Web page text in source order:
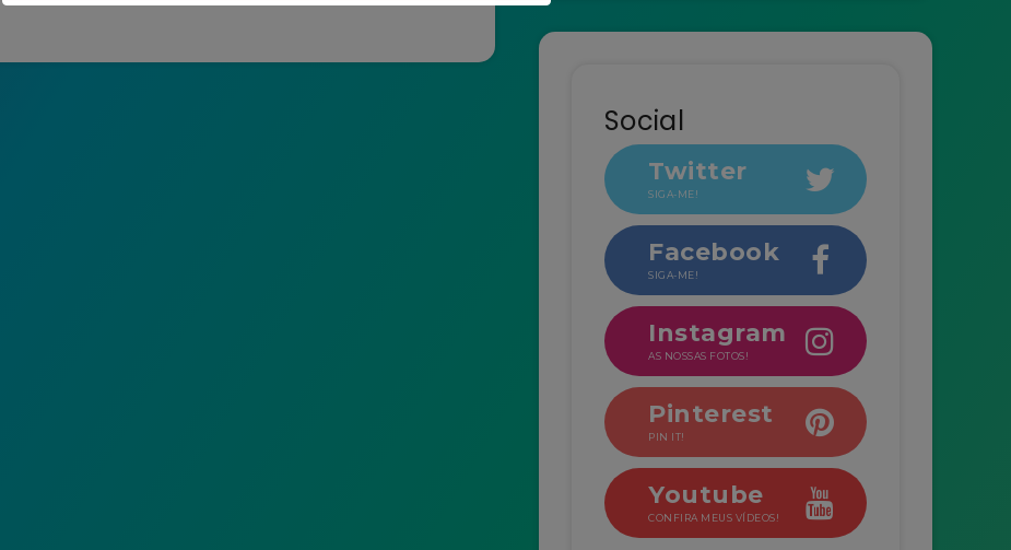
Social
Twitter
SIGA-ME!
Facebook
SIGA-ME!
Instagram
AS NOSSAS FOTOS!
Pinterest
PIN IT!
Youtube
CONFIRA MEUS VÍDEOS!